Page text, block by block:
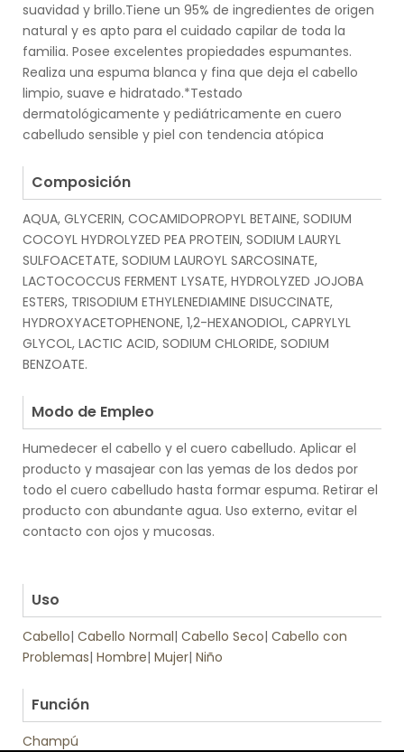
suavidad y brillo.Tiene un 95% de ingredientes de origen
natural y es apto para el cuidado capilar de toda la
familia. Posee excelentes propiedades espumantes.
Realiza una espuma blanca y fina que deja el cabello
limpio, suave e hidratado.*Testado
dermatológicamente y pediátricamente en cuero
cabelludo sensible y piel con tendencia atópica
Composición
AQUA, GLYCERIN, COCAMIDOPROPYL BETAINE, SODIUM
COCOYL HYDROLYZED PEA PROTEIN, SODIUM LAURYL
SULFOACETATE, SODIUM LAUROYL SARCOSINATE,
LACTOCOCCUS FERMENT LYSATE, HYDROLYZED JOJOBA
ESTERS, TRISODIUM ETHYLENEDIAMINE DISUCCINATE,
HYDROXYACETOPHENONE, 1,2-HEXANODIOL, CAPRYLYL
GLYCOL, LACTIC ACID, SODIUM CHLORIDE, SODIUM
BENZOATE.
Modo de Empleo
Humedecer el cabello y el cuero cabelludo. Aplicar el
producto y masajear con las yemas de los dedos por
todo el cuero cabelludo hasta formar espuma. Retirar el
producto con abundante agua. Uso externo, evitar el
contacto con ojos y mucosas.
Uso
Cabello| Cabello Normal| Cabello Seco| Cabello con
Problemas| Hombre| Mujer| Niño
Función
Champú